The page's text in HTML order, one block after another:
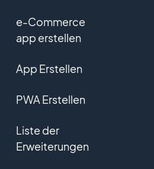
e-Commerce
app erstellen
App Erstellen
PWA Erstellen
Liste der
Erweiterungen